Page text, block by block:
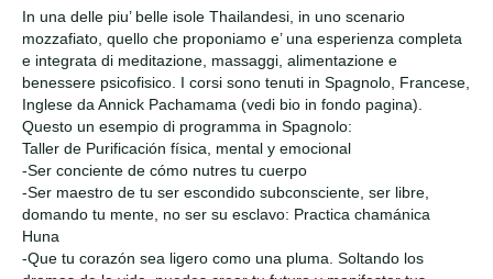
In una delle piu’ belle isole Thailandesi, in uno scenario
mozzafiato, quello che proponiamo e’ una esperienza completa
e integrata di meditazione, massaggi, alimentazione e
benessere psicofisico. I corsi sono tenuti in Spagnolo, Francese,
Inglese da Annick Pachamama (vedi bio in fondo pagina).
Questo un esempio di programma in Spagnolo:
Taller de Purificación física, mental y emocional
-Ser conciente de cómo nutres tu cuerpo
-Ser maestro de tu ser escondido subconsciente, ser libre,
domando tu mente, no ser su esclavo: Practica chamánica
Huna
-Que tu corazón sea ligero como una pluma. Soltando los